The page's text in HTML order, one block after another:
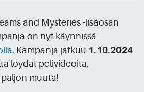
and Mysteries -lisäosan
on nyt käynnissä
. Kampanja jatkuu 1.10.2024
löydät pelivideoita,
muuta!